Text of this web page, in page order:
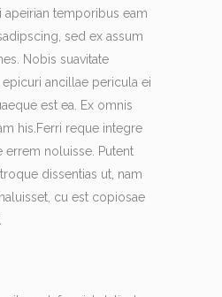
apeirian temporibus eam
sed ex assum
Nobis suavitate
ancillae pericula ei
est ea. Ex omnis
his.Ferri reque integre
errem noluisse. Putent
dissentias ut, nam
cu est copiosae